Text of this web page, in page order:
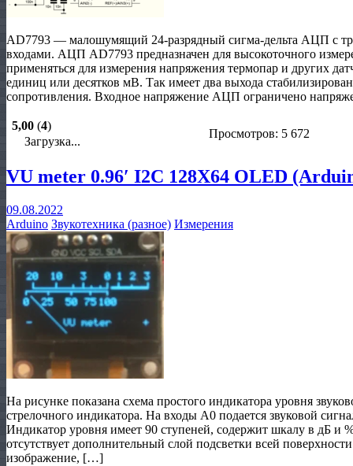
AD7793 — малошумящий 24-разрядный сигма-дельта АЦП с
входами. АЦП AD7793 предназначен для высокоточного
применяться для измерения напряжения термопар и других
единиц или десятков мВ. Так имеет два выхода
сопротивления. Входное напряжение АЦП ограничено
5,00 (4)
Загрузка...
Просмотров: 5 672
VU meter 0.96′ I2C 128X64 OLED
09.08.2022
Arduino Звукотехника (разное) Измерения
На рисунке показана схема простого индикатора уровня
стрелочного индикатора. На входы А0 подается звуковой
Индикатор уровня имеет 90 ступеней, содержит шкалу в дБ и
отсутствует дополнительный слой подсветки всей
изображение, […]